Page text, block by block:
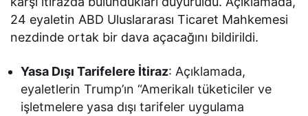
24 eyaletin ABD Uluslararası Ticaret Mahkemesi
nezdinde ortak bir dava açacağını bildirildi.
Yasa Dışı Tarifelere İtiraz: Açıklamada,
eyaletlerin Trump’ın “Amerikalı tüketiciler ve
işletmelere yasa dışı tarifeler uygulama